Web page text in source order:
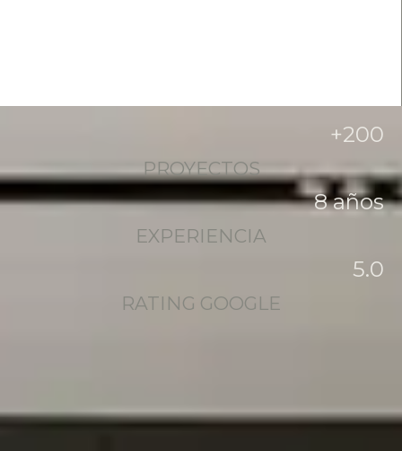
PROYECTOS
+200
EXPERIENCIA
8 años
RATING GOOGLE
5.0